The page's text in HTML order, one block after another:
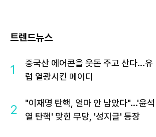
트렌드뉴스
1
중국산 에어콘을 웃돈 주고 산다...유
럽 열광시킨 메이디
2
"이재명 탄핵, 얼마 안 남았다"...'윤석
열 탄핵' 맞힌 무당, '성지글' 등장